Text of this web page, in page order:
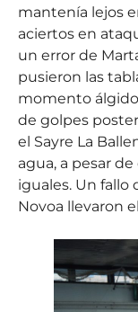
mantenía lejos
aciertos en
un error de
pusieron las
momento
de golpes
el Sayre La
agua, a pesar
iguales. Un fallo
Novoa llevaron